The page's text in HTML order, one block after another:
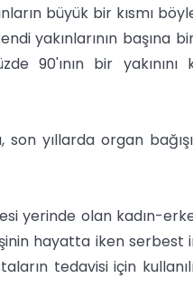
büyük bir kısmı
yakınlarının başına
90'ının bir
son yıllarda organ
yerinde olan kadın-
hayatta iken
tedavisi için